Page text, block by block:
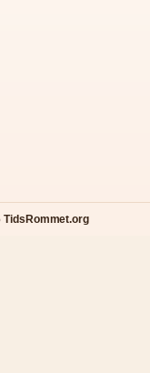
TidsRommet.org